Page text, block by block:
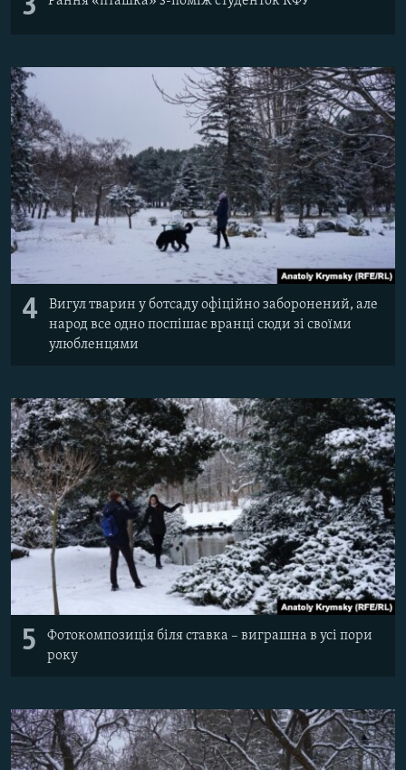
3
4
Вигул тварин у ботсаду офіційно заборонений, але
народ все одно поспішає вранці сюди зі своїми
улюбленцями
5
Фотокомпозиція біля ставка – виграшна в усі пори
року